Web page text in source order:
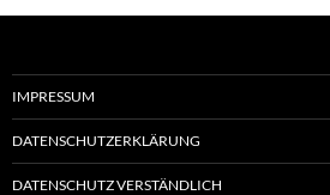
IMPRESSUM
DATENSCHUTZERKLÄRUNG
DATENSCHUTZ VERSTÄNDLICH